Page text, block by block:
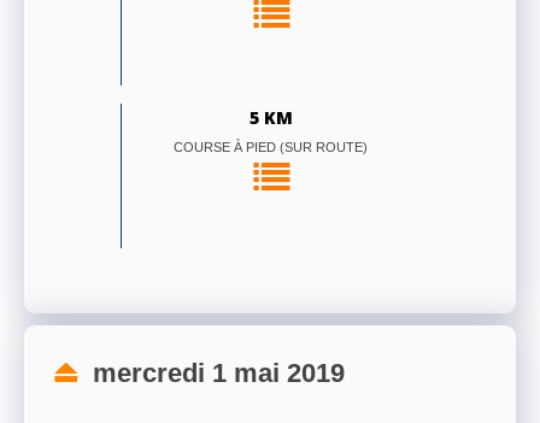
5 KM
COURSE À PIED (SUR ROUTE)
mercredi 1 mai 2019